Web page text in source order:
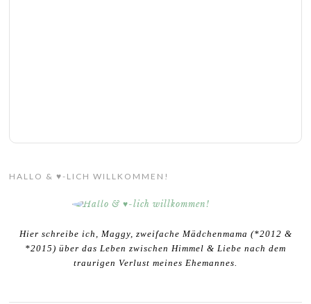
HALLO & ♥-LICH WILLKOMMEN!
Hier schreibe ich, Maggy, zweifache Mädchenmama (*2012 &
*2015) über das Leben zwischen Himmel & Liebe nach dem
traurigen Verlust meines Ehemannes.